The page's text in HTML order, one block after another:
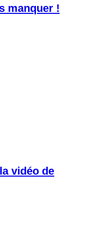
manquer !
vidéo de